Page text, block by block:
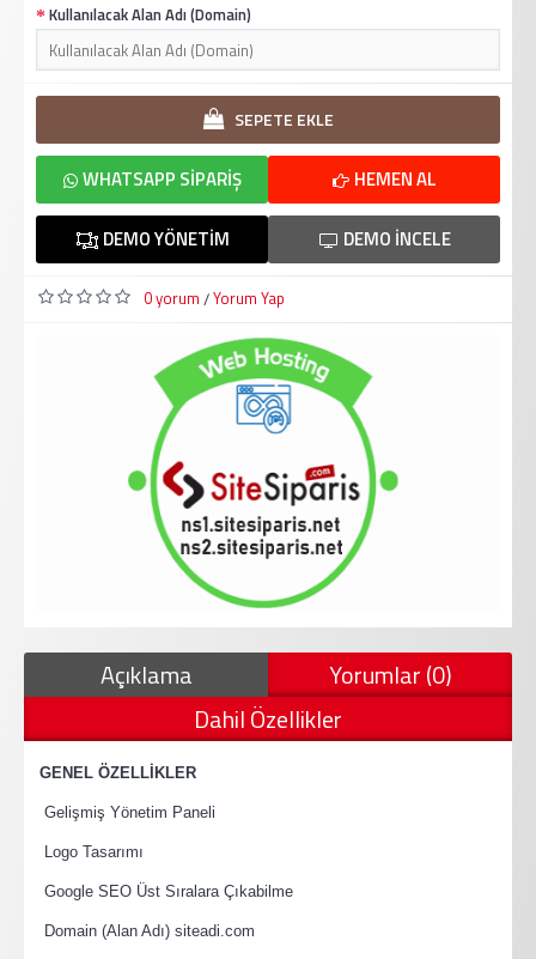
Kullanılacak Alan Adı (Domain)
SEPETE EKLE
HEMEN AL
WHATSAPP SIPARIŞ
DEMO İNCELE
DEMO YÖNETIM
0 yorum /Yorum Yap
Açıklama
Yorumlar (0)
Dahil Özellikler
GENEL ÖZELLİKLER
Gelişmiş Yönetim Paneli
Logo Tasarımı
Google SEO Üst Sıralara Çıkabilme
Domain (Alan Adı) siteadi.com